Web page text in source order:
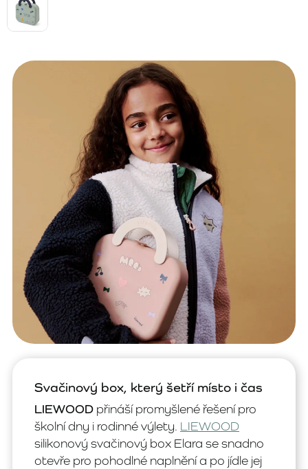
Svačinový box, který šetří místo i čas
LIEWOOD přináší promyšlené řešení pro
školní dny i rodinné výlety. LIEWOOD
silikonový svačinový box Elara se snadno
otevře pro pohodlné naplnění a po jídle jej